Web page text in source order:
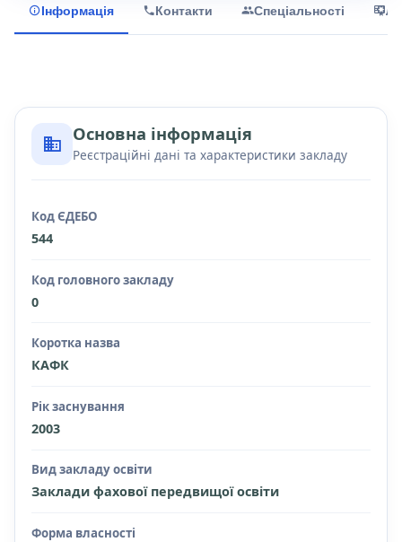
Інформація Контакти Спеціальності
Основна інформація
Реєстраційні дані та характеристики закладу
Код ЄДЕБО
544
Код головного закладу
0
Коротка назва
КАФК
Рік заснування
2003
Вид закладу освіти
Заклади фахової передвищої освіти
Форма власності